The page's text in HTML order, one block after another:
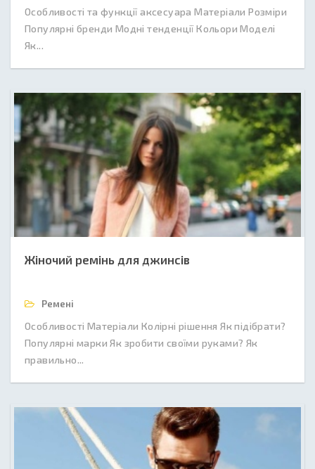
Особливості та функції аксесуара Матеріали Розміри
Популярні бренди Модні тенденції Кольори Моделі
Як...
Жіночий ремінь для джинсів
Ремені
Особливості Матеріали Колірні рішення Як підібрати?
Популярні марки Як зробити своїми руками? Як
правильно...